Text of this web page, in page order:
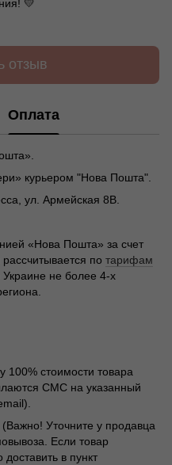
💛
отзыв
Оплата
курьером "Нова Пошта".
ул. Армейская 8В.
«Нова Пошта» за счет
по тарифам
Украине не более 4-х
100% стоимости товара
СМС на указанный
Уточните у продавца
Если товар
в пункт